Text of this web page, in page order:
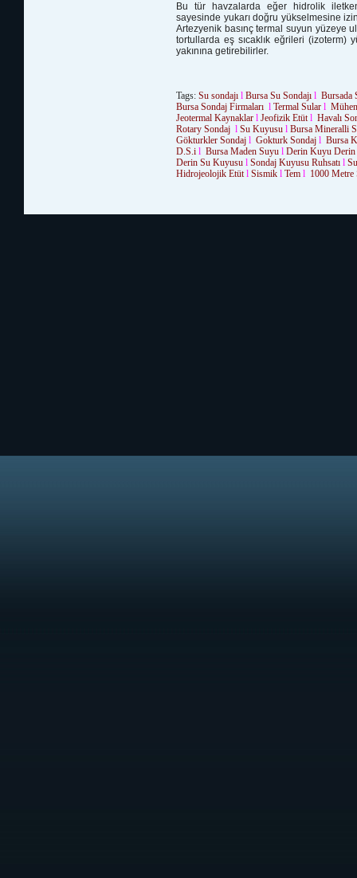
Bu tür havzalarda eğer hidrolik
sayesinde yukarı doğru yükselmesine
Artezyenik basınç termal suyun yüzeye
tortullarda eş sıcaklık eğrileri
yakınına getirebilirler.
Tags: Su sondajı l Bursa Su Sondajı l Bursada
Bursa Sondaj Firmaları l Termal Sular l
Jeotermal Kaynaklar l Jeofizik Etütl Havalı
Rotary Sondaj l Su Kuyusu l Bursa Mineralli
Gökturkler Sondaj l Gokturk Sondaj l Bursa
D.S.i l Bursa Maden Suyu l Derin Kuyu Derin
Derin Su Kuyusu l Sondaj Kuyusu Ruhsatı l
Hidrojeolojik Etütl Sismik l Tem l 1000 Metre